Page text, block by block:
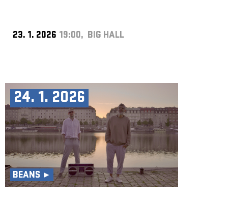
23. 1. 2026 19:00, BIG HALL
24. 1. 2026
BEANS ►